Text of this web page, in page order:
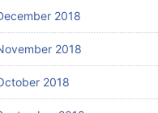
2018
2018
2018